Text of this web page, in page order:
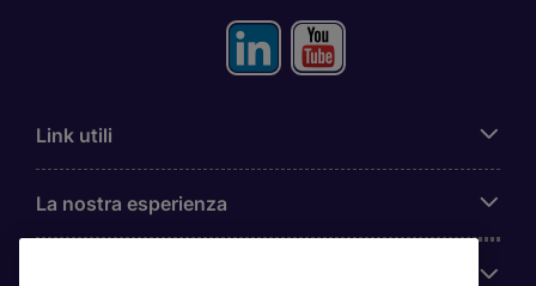
Link utili
La nostra esperienza